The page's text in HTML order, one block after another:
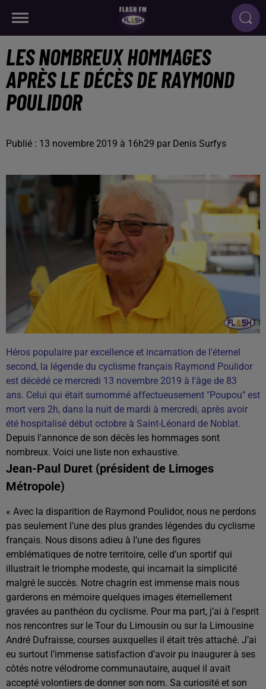
LES NOMBREUX HOMMAGES
APRÈS LE DÉCÈS DE RAYMOND
POULIDOR
Publié : 13 novembre 2019 à 16h29 par Denis Surfys
Héros populaire par excellence et incarnation de l'éternel
second, la légende du cyclisme français Raymond Poulidor
est décédé ce mercredi 13 novembre 2019 à l'âge de 83
ans. Celui qui était surnommé affectueusement "Poupou" est
mort vers 2h, dans la nuit de mardi à mercredi, après avoir
été hospitalisé début octobre à Saint-Léonard de Noblat.
Depuis l'annonce de son décès les hommages sont
nombreux. Voici une liste non exhaustive.
Jean-Paul Duret (président de Limoges
Métropole)
« Avec la disparition de Raymond Poulidor, nous ne perdons
pas seulement l’une des plus grandes légendes du cyclisme
français. Nous disons adieu à l’une des figures
emblématiques de notre territoire, celle d’un sportif qui
illustrait le triomphe modeste, qui incarnait la simplicité
malgré le succès. Notre chagrin est immense mais nous
garderons en mémoire quelques images éternellement
gravées au panthéon du cyclisme. Pour ma part, j’ai à l’esprit
nos rencontres sur le Tour du Limousin ou sur la Limousine
André Dufraisse, courses auxquelles il était très attaché. J’ai
eu surtout l’immense satisfaction d’avoir pu inaugurer à ses
côtés notre vélodrome communautaire, auquel il avait
accepté volontiers de donner son nom. Sa curiosité et son